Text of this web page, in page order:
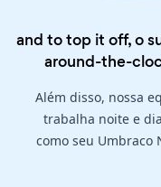
and to top it off, o
around-the-
Além disso, nossa
trabalha noite e
como seu Umbraco